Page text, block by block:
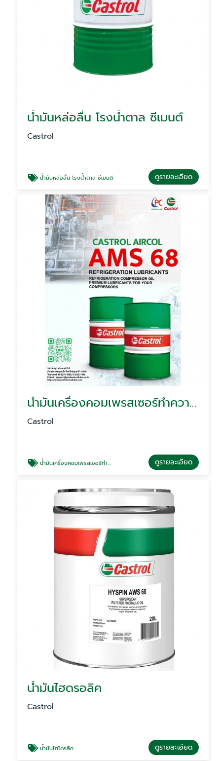
น้ำมันหล่อลื่น โรงน้ำตาล ซีเมนต์
Castrol
น้ำมันหล่อลื่น โรงน้ำตาล ซีเมนต์ ดูรายละเอียด
น้ำมันเครื่องคอมเพรสเซอร์ทำความเย็น Castrol Aircol AMS 68
Castrol
น้ำมันเครื่องคอมเพรสเซอร์ทำความเย็น Castrol Aircol AMS 68 ดูรายละเอียด
น้ำมันไฮดรอลิค
Castrol
น้ำมันไฮโดรลิค ดูรายละเอียด